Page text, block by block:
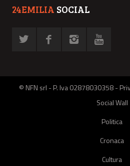
24EMILIA SOCIAL
© NFN srl - P. Iva 02878030358 -
Social Wall
Politica
Cronaca
Cultura